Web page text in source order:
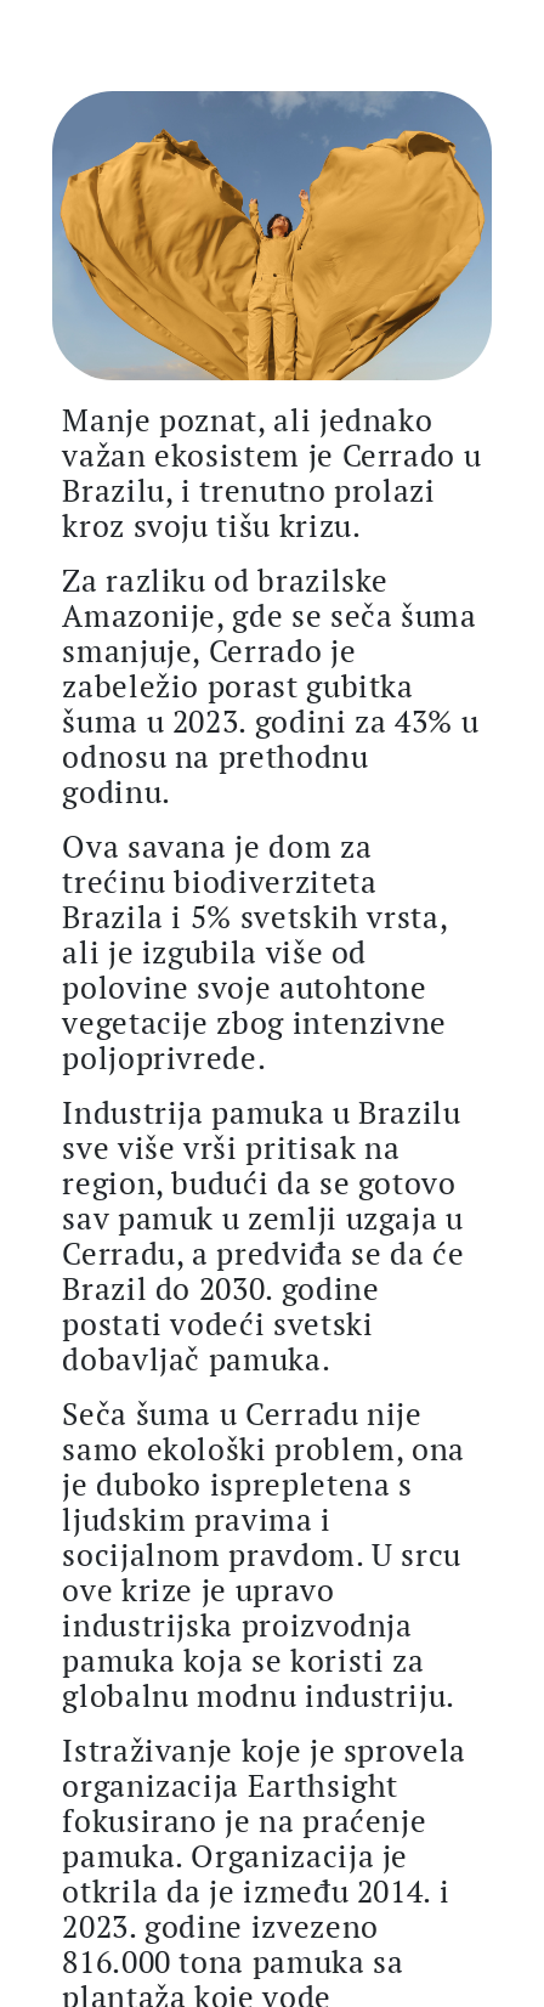
Manje poznat, ali jednako
važan ekosistem je Cerrado u
Brazilu, i trenutno prolazi
kroz svoju tišu krizu.
Za razliku od brazilske
Amazonije, gde se seča šuma
smanjuje, Cerrado je
zabeležio porast gubitka
šuma u 2023. godini za 43% u
odnosu na prethodnu
godinu.
Ova savana je dom za
trećinu biodiverziteta
Brazila i 5% svetskih vrsta,
ali je izgubila više od
polovine svoje autohtone
vegetacije zbog intenzivne
poljoprivrede.
Industrija pamuka u Brazilu
sve više vrši pritisak na
region, budući da se gotovo
sav pamuk u zemlji uzgaja u
Cerradu, a predviđa se da će
Brazil do 2030. godine
postati vodeći svetski
dobavljač pamuka.
Seča šuma u Cerradu nije
samo ekološki problem, ona
je duboko isprepletena s
ljudskim pravima i
socijalnom pravdom. U srcu
ove krize je upravo
industrijska proizvodnja
pamuka koja se koristi za
globalnu modnu industriju.
Istraživanje koje je sprovela
organizacija Earthsight
fokusirano je na praćenje
pamuka. Organizacija je
otkrila da je između 2014. i
2023. godine izvezeno
816.000 tona pamuka sa
plantaža koje vode